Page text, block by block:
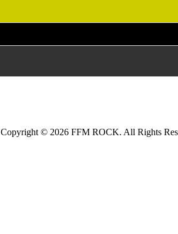
Copyright © 2026 FFM ROCK. All Rights